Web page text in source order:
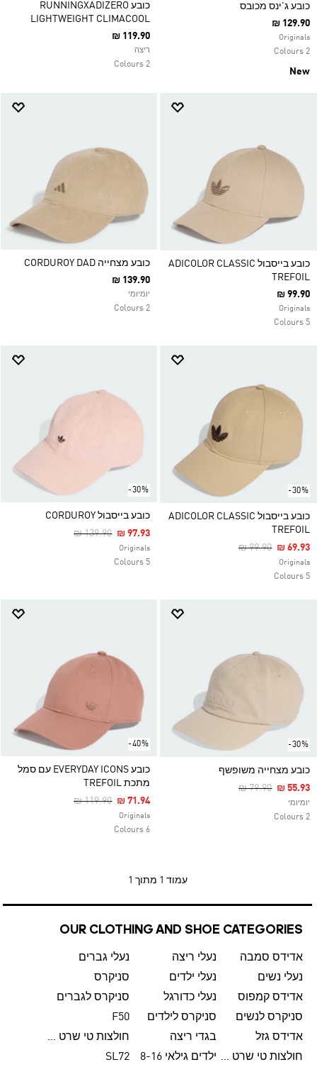
כובע ג'ינס מכובס
₪ 129.90
Originals
2 Colours
New
כובע RUNNINGXADIZERO
LIGHTWEIGHT CLIMACOOL
₪ 119.90
ריצה
2 Colours
כובע בייסבול ADICOLOR CLASSIC
TREFOIL
₪ 99.90
Originals
5 Colours
כובע מצחייה CORDUROY DAD
₪ 139.90
יומיומי
2 Colours
-30%
כובע בייסבול ADICOLOR CLASSIC
TREFOIL
Price Reduced
₪ 99.90To₪ 69.93
Originals
5 Colours
-30%
כובע בייסבול CORDUROY
Price Reduced From
₪ 139.90To₪ 97.93
Originals
5 Colours
-30%
כובע מצחייה משופשף
Price Reduced
₪ 79.90To₪ 55.93
יומיומי
2 Colours
-40%
כובע EVERYDAY ICONS עם סמל
מתכת TREFOIL
Price Reduced From
₪ 119.90To₪ 71.94
Originals
6 Colours
עמוד 1 מתוך 1
OUR CLOTHING AND SHOE CATEGORIES
אדידס סמבה נעלי ריצה
נעלי גברים
נעלי נשים
נעלי ילדים
סניקרס
אדידס קמפוס
נעלי כדורגל
סניקרס לגברים
סניקרס לנשים
סניקרס לילדים
F50
אדידס גזל
בגדי ריצה
חולצות טי שרט לגברים
חולצות טי שרט לנשים ילדים גילאי 8-16 SL72